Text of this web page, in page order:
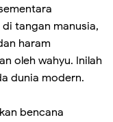
tangan manusia,
haram
oleh wahyu. Inilah
dunia modern.
bencana